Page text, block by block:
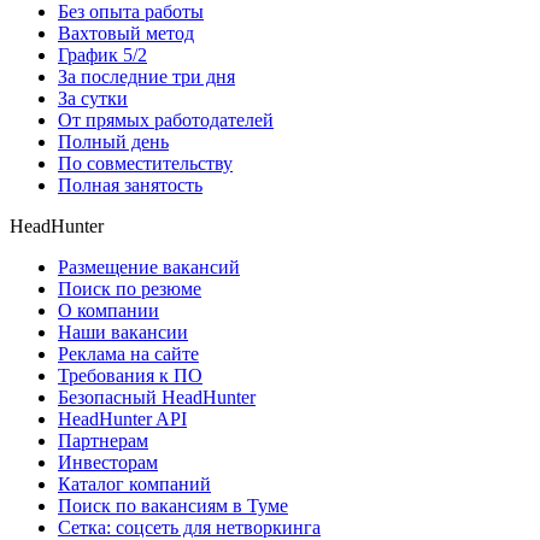
Без опыта работы
Вахтовый метод
График 5/2
За последние три дня
За сутки
От прямых работодателей
Полный день
По совместительству
Полная занятость
HeadHunter
Размещение вакансий
Поиск по резюме
О компании
Наши вакансии
Реклама на сайте
Требования к ПО
Безопасный HeadHunter
HeadHunter API
Партнерам
Инвесторам
Каталог компаний
Поиск по вакансиям в Туме
Сетка: соцсеть для нетворкинга